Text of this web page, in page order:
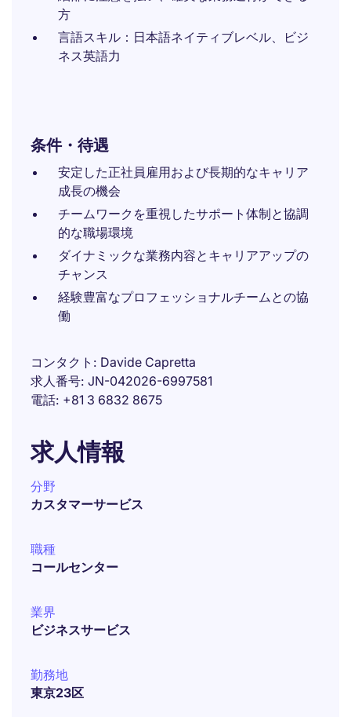
方
言語スキル：日本語ネイティブレベル、ビジ
ネス英語力
条件・待遇
安定した正社員雇用および長期的なキャリア
成長の機会
チームワークを重視したサポート体制と協調
的な職場環境
ダイナミックな業務内容とキャリアアップの
チャンス
経験豊富なプロフェッショナルチームとの協
働
コンタクト
Davide Capretta
求人番号 JN-042026-6997581
電話 +81 3 6832 8675
求人情報
分野
カスタマーサービス
職種
コールセンター
業界
ビジネスサービス
勤務地
東京23区